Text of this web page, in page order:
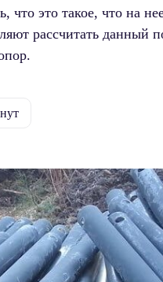
что это такое, что на
рассчитать данный